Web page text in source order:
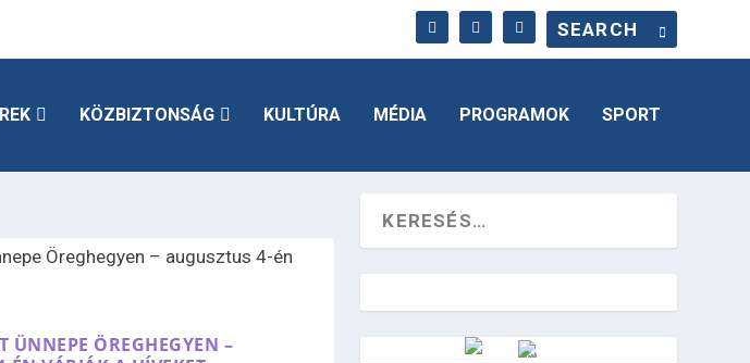
KÖZBIZTONSÁG KULTÚRA MÉDIA PROGRAMOK SPORT
ÜNNEPE ÖREGHEGYEN –